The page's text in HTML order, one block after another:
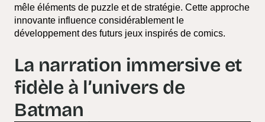
mêle éléments de puzzle et de stratégie. Cette approche
innovante influence considérablement le
développement des futurs jeux inspirés de comics.
La narration immersive et
fidèle à l’univers de
Batman